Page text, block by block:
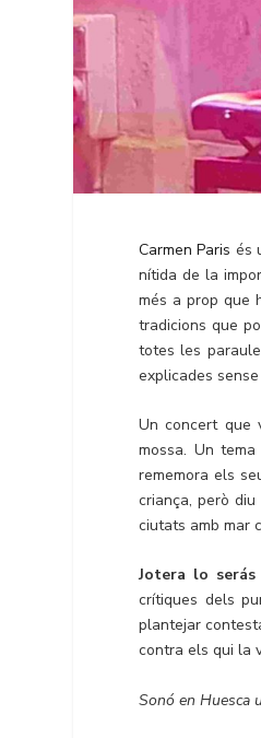
Carmen Paris és
nítida de la
més a prop que
tradicions que
totes les
explicades
Un concert que
mossa. Un
rememora els
criança, però
ciutats amb mar
Jotera lo serás
crítiques dels
plantejar
contra els qui la
Sonó en Huesca